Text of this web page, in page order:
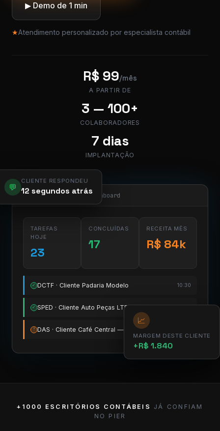
▶ Demo de 1 min
★Atendimento personalizado por especialista contábil
R$ 99/mês
A PARTIR DE
3 — 100+
COLABORADORES
7 dias
IMPLANTAÇÃO
💬
CLIENTE RESPONDEU
12 segundos atrás
app.pier.mobi/dashboard
TAREFAS
HOJE
23
CONCLUÍDAS
17
RECEITA MÊS
R$ 84k
✓ DCTF · Cliente Padaria Modelo 10:30
✓ SPED · Cliente Auto Peças LTDA 11:15
! DAS · Cliente Café Central — vence amanhã
📈
MARGEM DESTE CLIENTE
+R$ 1.840
+1000 ESCRITÓRIOS CONTÁBEIS
JÁ CONFIAM
NO PIER